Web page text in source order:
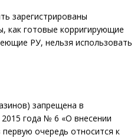
зарегистрированы
как готовые корригирующие
РУ, нельзя использовать
запрещена в
года № 6 «О внесении
очередь относится к